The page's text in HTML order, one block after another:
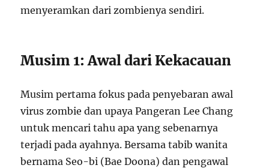
menyeramkan dari zombienya sendiri.
Musim 1: Awal dari Kekacauan
Musim pertama fokus pada penyebaran awal
virus zombie dan upaya Pangeran Lee Chang
untuk mencari tahu apa yang sebenarnya
terjadi pada ayahnya. Bersama tabib wanita
bernama Seo-bi (Bae Doona) dan pengawal